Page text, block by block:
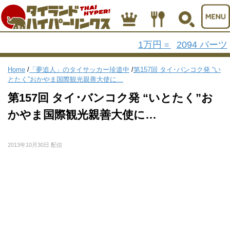
1万円 = 2094 バーツ
Home / 「夢追人」のタイサッカー珍道中 /第157回 タイ･バンコク発 “い
とたく”おかやま国際観光親善大使に…
第157回 タイ･バンコク発 “いとたく”お
かやま国際観光親善大使に…
2013年10月30日 配信